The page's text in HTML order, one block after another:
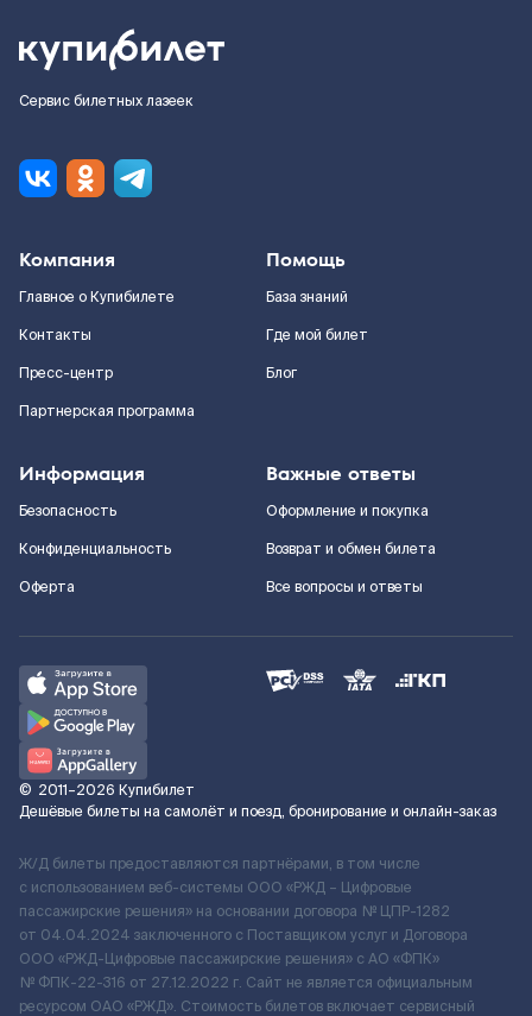
Сервис билетных лазеек
Компания
Главное о Купибилете
Контакты
Пресс-центр
Партнерская программа
Помощь
База знаний
Где мой билет
Блог
Информация
Безопасность
Конфиденциальность
Оферта
Важные ответы
Оформление и покупка
Возврат и обмен билета
Все вопросы и ответы
© 2011–2026 Купибилет
Дешёвые билеты на самолёт и поезд, бронирование и онлайн-заказ
Ж/Д билеты предоставляются партнёрами, в том числе
с использованием веб-системы ООО «РЖД – Цифровые
пассажирские решения» на основании договора № ЦПР-1282
от 04.04.2024 заключенного с Поставщиком услуг и Договора
ООО «РЖД-Цифровые пассажирские решения» c АО «ФПК»
№ ФПК-22-316 от 27.12.2022 г. Сайт не является официальным
ресурсом ОАО «РЖД». Стоимость билетов включает сервисный